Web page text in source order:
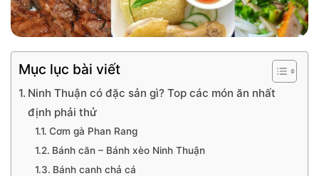
Mục lục bài viết
Ninh Thuận có đặc sản gì? Top các món ăn nhất
định phải thử
Cơm gà Phan Rang
Bánh căn – Bánh xèo Ninh Thuận
Bánh canh chả cá